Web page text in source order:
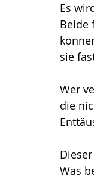
Es
Beide
sie
Wer
die
Was